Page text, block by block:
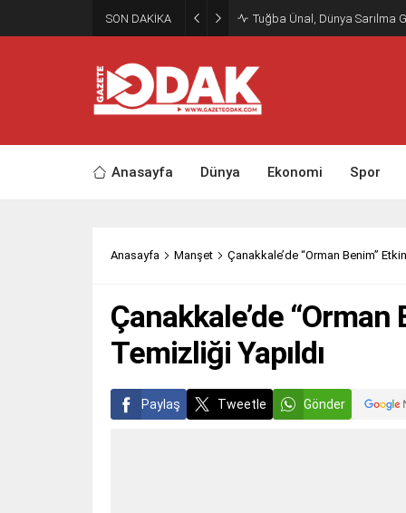
SON DAKİKA Tuğba Ünal, Dünya Sarılma
Anasayfa Dünya Ekonomi Spor
Anasayfa Manşet Çanakkale’de “Orman Benim”
Çanakkale’de
Temizliği Yapıldı
Paylaş Tweetle Gönder